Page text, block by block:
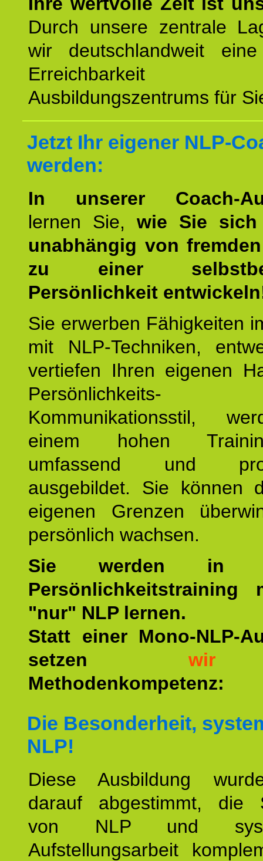
Durch unsere zentrale
wir deutschlandweit
Erreichbarkeit
Ausbildungszentrums für
Jetzt Ihr eigener NLP-
werden:
In unserer Coach-
lernen Sie, wie Sie
unabhängig von
zu einer
Persönlichkeit
Sie erwerben Fähigkeiten
mit NLP-Techniken,
vertiefen Ihren eigenen
Kommunikationsstil,
einem hohen
umfassend und
ausgebildet. Sie können
eigenen Grenzen
persönlich wachsen.
Sie werden in
Persönlichkeitstraining
"nur" NLP lernen.
Statt einer Mono-NLP-
setzen wir
Methodenkompetenz:
Die Besonderheit,
NLP!
Diese Ausbildung
darauf abgestimmt, die
von NLP und
Aufstellungsarbeit